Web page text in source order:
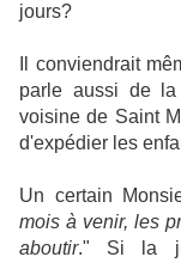
jours?
Il conviendrait
parle aussi de la
voisine de Saint
d'expédier les
Un certain
mois à venir, les
aboutir." Si la